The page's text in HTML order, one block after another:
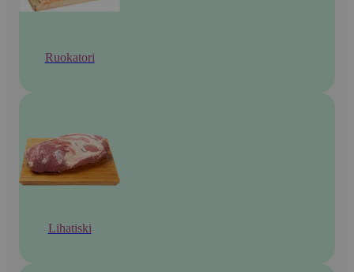
Ruokatori
Lihatiski